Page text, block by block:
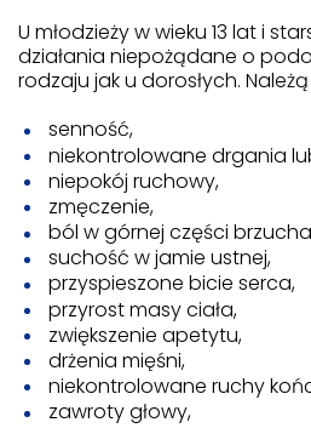
U młodzieży w wieku 13 lat i
działania niepożądane o
rodzaju jak u dorosłych.
senność,
niekontrolowane drgania
niepokój ruchowy,
zmęczenie,
ból w górnej części
suchość w jamie ustnej,
przyspieszone bicie serca,
przyrost masy ciała,
zwiększenie apetytu,
drżenia mięśni,
niekontrolowane ruchy
zawroty głowy,